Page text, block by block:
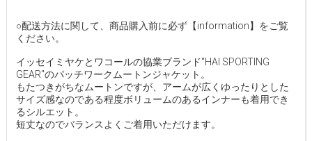
○配送方法に関して、商品購入前に必ず【information】をご覧
ください。
イッセイミヤケとワコールの協業ブランド"HAI SPORTING
GEAR"のパッチワークムートンジャケット。
もたつきがちなムートンですが、アームが広くゆったりとした
サイズ感なのである程度ボリュームのあるインナーも着用でき
るシルエット。
短丈なのでバランスよくご着用いただけます。